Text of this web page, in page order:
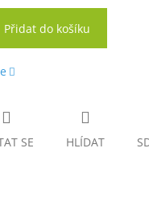
Přidat do košíku
SE HLÍDAT